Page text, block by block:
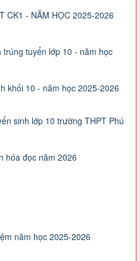
CK1 - NĂM HỌC 2025-2026
trúng tuyển lớp 10 - năm học
khối 10 - năm học 2025-2026
sinh lớp 10 trường THPT Phú
hóa đọc năm 2026
năm học 2025-2026